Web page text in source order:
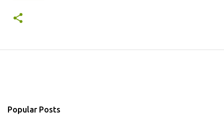
Popular Posts